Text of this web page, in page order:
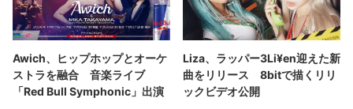
Awich、ヒップホップとオーケ
ストラを融合 音楽ライブ
「Red Bull Symphonic」出演
Liza、ラッパー3Li¥en迎えた新
曲をリリース 8bitで描くリリ
ックビデオ公開